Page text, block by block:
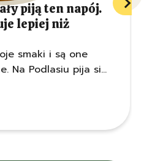
piją ten napój.
lepiej niż
smaki i są one
Na Podlasiu pija się
lokalnym
a przy tym